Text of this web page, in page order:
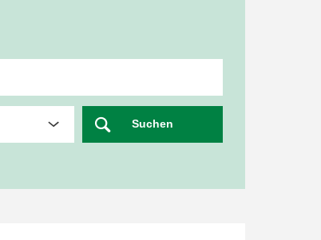
Suchen